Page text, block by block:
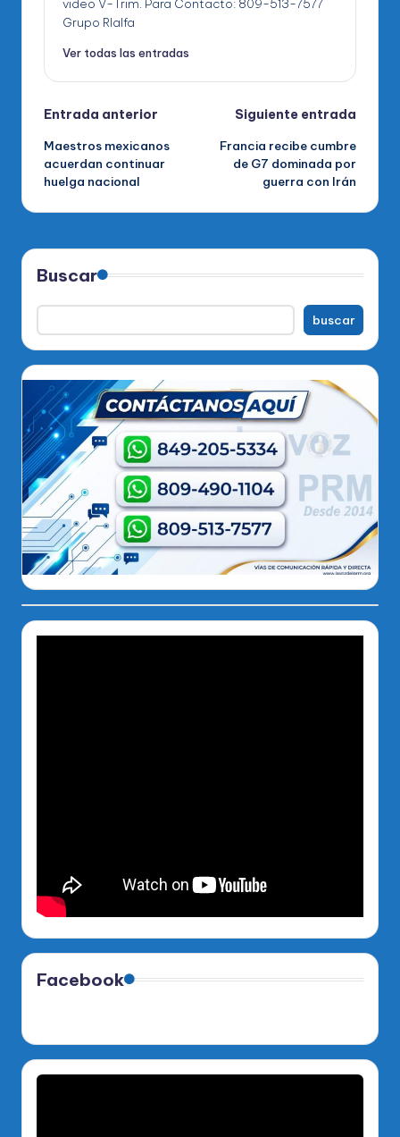
video V-Trim. Para Contacto: 809-513-7577
Grupo RIalfa
Ver todas las entradas
Navegación
de
entradas
Entrada anterior
Maestros mexicanos
acuerdan continuar
huelga nacional
Siguiente entrada
Francia recibe cumbre
de G7 dominada por
guerra con Irán
Buscar
buscar
Facebook